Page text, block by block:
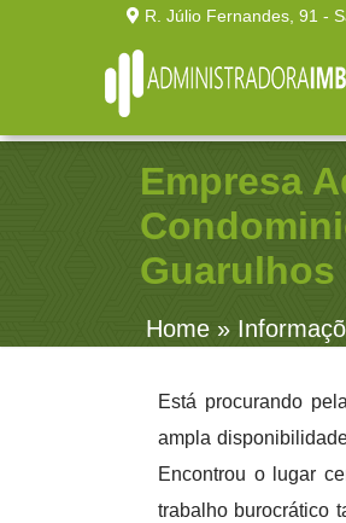
R. Júlio Fernandes, 91 -
Empresa
Guarulhos
Home»
Está procurando
ampla
Encontrou o lugar
trabalho burocrático